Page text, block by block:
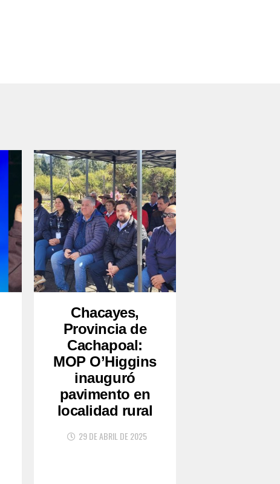
Chacayes,
Provincia de
Cachapoal:
MOP O’Higgins
inauguró
pavimento en
localidad rural
29 DE ABRIL DE 2025